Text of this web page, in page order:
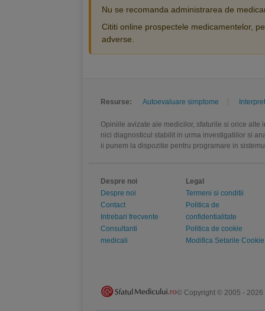
Nu se recomanda administrarea de
Cititi online prospectele medicamentelor,
adverse.
Resurse: Autoevaluare simptome
Opiniile avizate ale medicilor, sfaturile si orice
nici diagnosticul stabilit in urma investigatiilor si
ii punem la dispozitie pentru programare in
Despre noi
Despre noi
Contact
Intrebari frecvente
Consultanti
medicali
Legal
Termeni si conditii
Politica de
confidentialitate
Politica de cookie
Modifica Setarile Cookie
© Copyright © 2005 - 2026